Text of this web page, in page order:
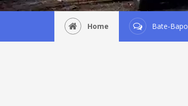
Home Bate-Bapo